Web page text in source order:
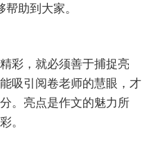
助到大家。
彩，就必须善于捕捉亮
吸引阅卷老师的慧眼，才
。亮点是作文的魅力所
。